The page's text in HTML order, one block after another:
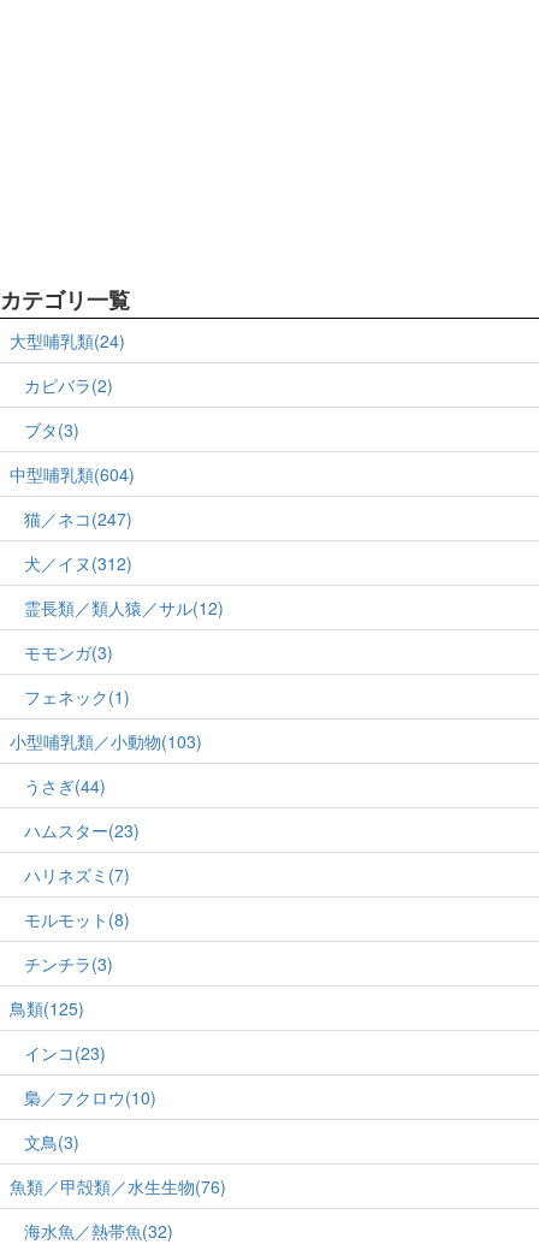
カテゴリ一覧
大型哺乳類(24)
カピバラ(2)
ブタ(3)
中型哺乳類(604)
猫／ネコ(247)
犬／イヌ(312)
霊長類／類人猿／サル(12)
モモンガ(3)
フェネック(1)
小型哺乳類／小動物(103)
うさぎ(44)
ハムスター(23)
ハリネズミ(7)
モルモット(8)
チンチラ(3)
鳥類(125)
インコ(23)
梟／フクロウ(10)
文鳥(3)
魚類／甲殻類／水生生物(76)
海水魚／熱帯魚(32)